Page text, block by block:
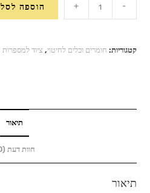
של
חיטוי
BarberPRO
מ"ל
-
+ הוספה לסל
קטגוריות: חומרים וכלים לחיטוי, ציוד למספרות
תיאור
חוות דעת (0)
תיאור